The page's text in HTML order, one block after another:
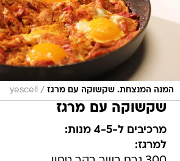
המנה המנצחת. שקשוקה עם מרגז /
yescell
שקשוקה עם מרגז
מרכיבים ל-4-5 מנות:
למרגז: